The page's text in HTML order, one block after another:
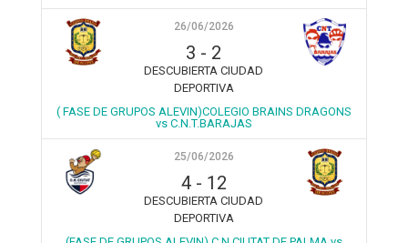
26/06/2026
3 - 2
DESCUBIERTA CIUDAD
DEPORTIVA
( FASE DE GRUPOS ALEVIN)COLEGIO BRAINS DRAGONS
vs C.N.T.BARAJAS
25/06/2026
4- 12
DESCUBIERTA CIUDAD
DEPORTIVA